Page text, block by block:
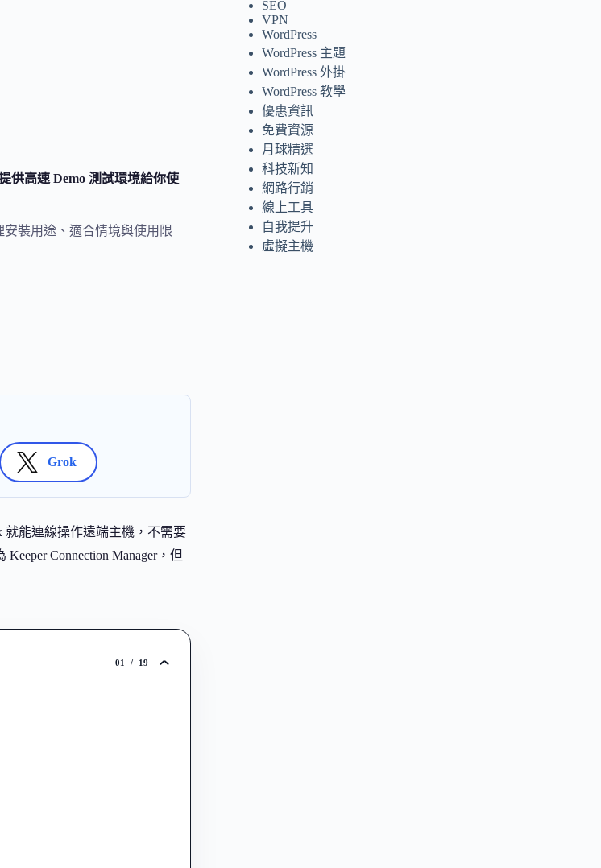
供高速 Demo 測試環境給你使
安裝用途、適合情境與使用限
Grok
就能連線操作遠端主機，不需要
Connection Manager，但
01 / 19
SEO
VPN
WordPress
WordPress 主題
WordPress 外掛
WordPress 教學
優惠資訊
免費資源
月球精選
科技新知
網路行銷
線上工具
自我提升
虛擬主機